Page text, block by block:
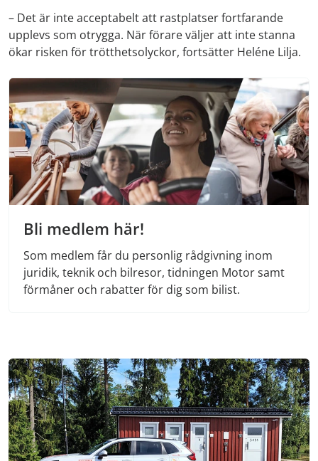
– Det är inte acceptabelt att rastplatser fortfarande
upplevs som otrygga. När förare väljer att inte stanna
ökar risken för trötthetsolyckor, fortsätter Heléne Lilja.
Bli medlem här!
Som medlem får du personlig rådgivning inom
juridik, teknik och bilresor, tidningen Motor samt
förmåner och rabatter för dig som bilist.